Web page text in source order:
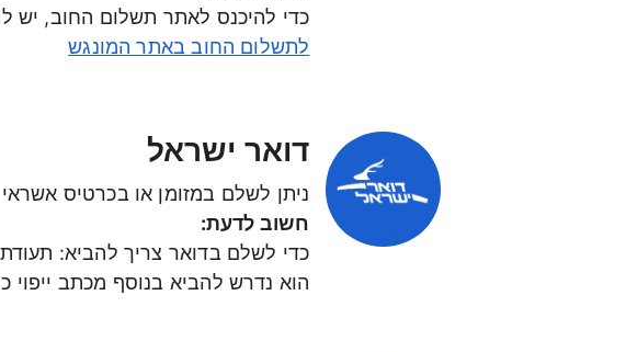
כדי להיכנס לאתר תשלום החוב, יש
לתשלום החוב באתר המונגש
דואר ישראל
ניתן לשלם במזומן או בכרטיס
חשוב לדעת:
הוא נדרש להביא בנוסף מכתב ייפוי